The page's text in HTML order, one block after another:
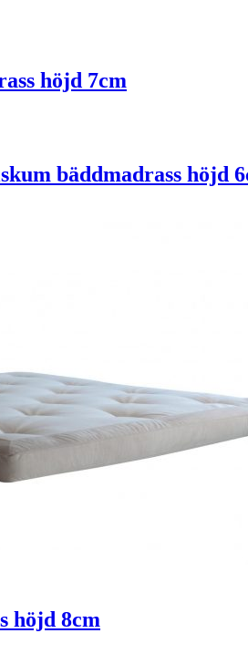
höjd 7cm
bäddmadrass höjd
höjd 8cm